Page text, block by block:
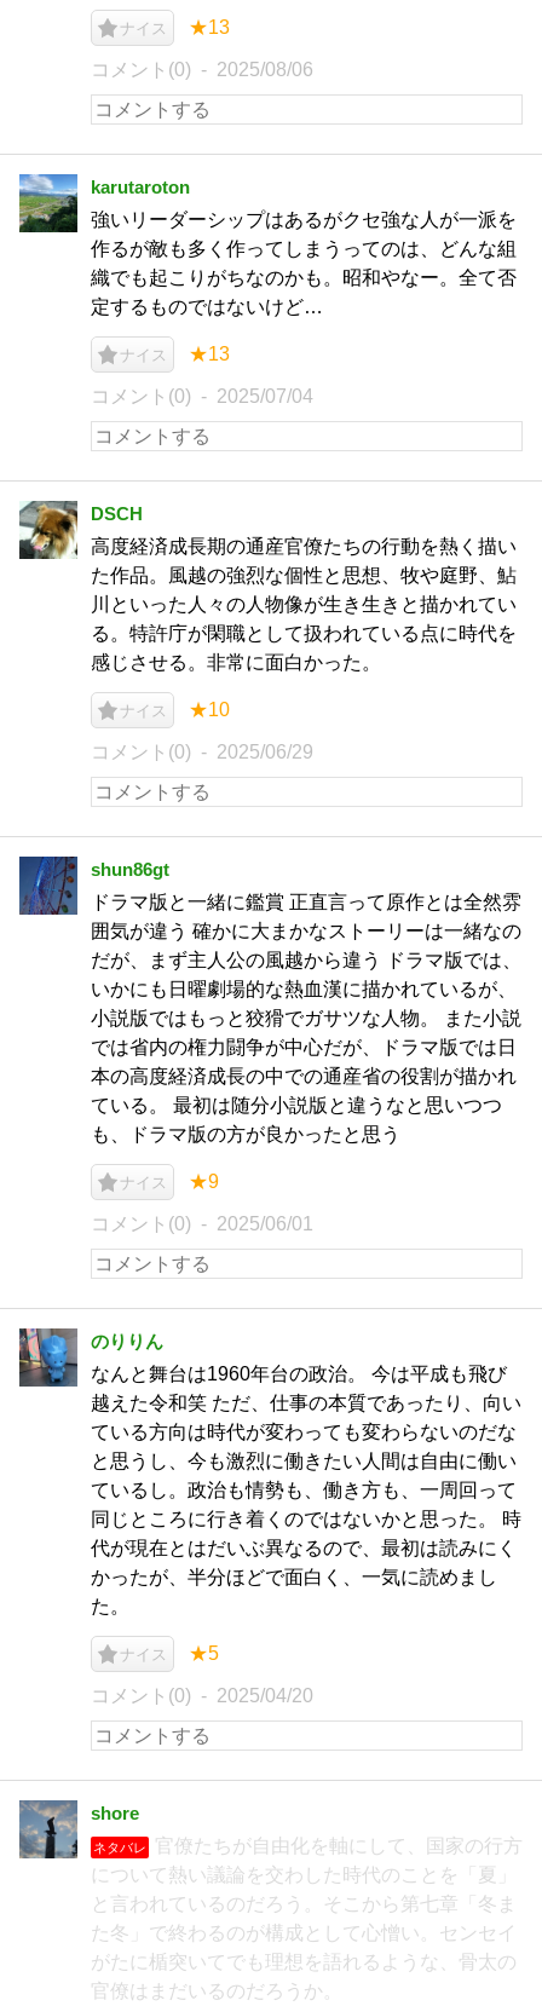
ナイス ★13
コメント(0) 2025/08/06
karutaroton
強いリーダーシップはあるがクセ強な人が一派を
作るが敵も多く作ってしまうってのは、どんな組
織でも起こりがちなのかも。昭和やなー。全て否
定するものではないけど…
ナイス ★13
コメント(0) 2025/07/04
DSCH
高度経済成長期の通産官僚たちの行動を熱く描い
た作品。風越の強烈な個性と思想、牧や庭野、鮎
川といった人々の人物像が生き生きと描かれてい
る。特許庁が閑職として扱われている点に時代を
感じさせる。非常に面白かった。
ナイス ★10
コメント(0) 2025/06/29
shun86gt
ドラマ版と一緒に鑑賞 正直言って原作とは全然雰
囲気が違う 確かに大まかなストーリーは一緒なの
だが、まず主人公の風越から違う ドラマ版では、
いかにも日曜劇場的な熱血漢に描かれているが、
小説版ではもっと狡猾でガサツな人物。 また小説
では省内の権力闘争が中心だが、ドラマ版では日
本の高度経済成長の中での通産省の役割が描かれ
ている。 最初は随分小説版と違うなと思いつつ
も、ドラマ版の方が良かったと思う
ナイス ★9
コメント(0) 2025/06/01
のりりん
なんと舞台は1960年台の政治。 今は平成も飛び
越えた令和笑 ただ、仕事の本質であったり、向い
ている方向は時代が変わっても変わらないのだな
と思うし、今も激烈に働きたい人間は自由に働い
ているし。政治も情勢も、働き方も、一周回って
同じところに行き着くのではないかと思った。 時
代が現在とはだいぶ異なるので、最初は読みにく
かったが、半分ほどで面白く、一気に読めまし
た。
ナイス ★5
コメント(0) 2025/04/20
shore
ネタバレ
官僚たちが自由化を軸にして、国家の行方
について熱い議論を交わした時代のことを「夏」
と言われているのだろう。そこから第七章「冬ま
た冬」で終わるのが構成として心憎い。センセイ
がたに楯突いてでも理想を語れるような、骨太の
官僚はまだいるのだろうか。